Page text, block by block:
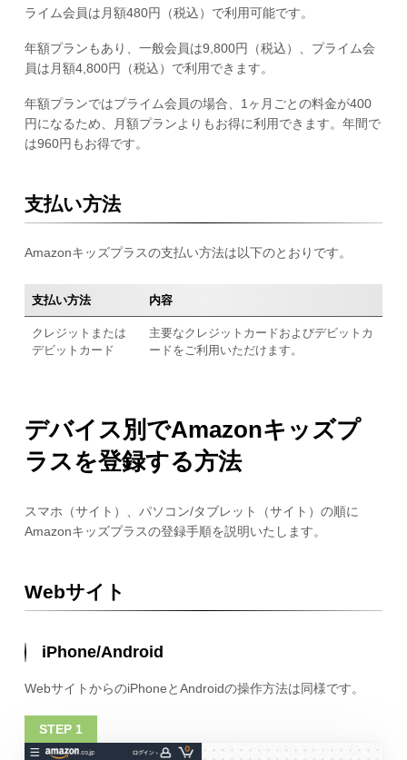
ライム会員は月額480円（税込）で利用可能です。
年額プランもあり、一般会員は9,800円（税込）、プライム会
員は月額4,800円（税込）で利用できます。
年額プランではプライム会員の場合、1ヶ月ごとの料金が400
円になるため、月額プランよりもお得に利用できます。年間で
は960円もお得です。
支払い方法
Amazonキッズプラスの支払い方法は以下のとおりです。
支払い方法 内容
クレジットまたは
デビットカード
主要なクレジットカードおよびデビットカ
ードをご利用いただけます。
デバイス別でAmazonキッズプ
ラスを登録する方法
スマホ（サイト）、パソコン/タブレット（サイト）の順に
Amazonキッズプラスの登録手順を説明いたします。
Webサイト
iPhone/Android
WebサイトからのiPhoneとAndroidの操作方法は同様です。